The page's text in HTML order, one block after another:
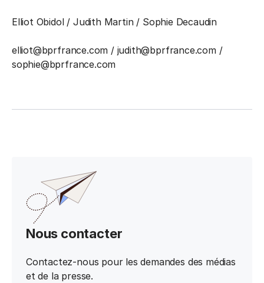
Elliot Obidol / Judith Martin / Sophie Decaudin
elliot@bprfrance.com / judith@bprfrance.com /
sophie@bprfrance.com
Nous contacter
Contactez-nous pour les demandes des médias
et de la presse.